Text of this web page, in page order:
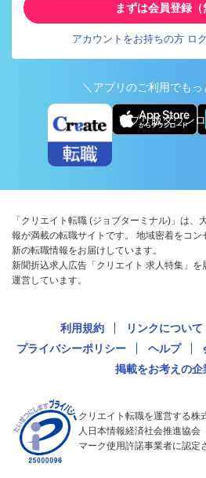
まずは会員登録（
アカウントをお持ちの方 ロ
＼アプリのご利用でもっ
アプリ版ダウン
「クリエイト転職 (ジョブターミナル)」は、
報が満載の転職サイトです。 地域密着をコ
新の転職情報をお届けしています。
新聞折込求人広告「クリエイト 求人特集」
運営しています。
利用規約 リンクについて
プライバシーポリシー
ヘルプ
掲載をお考えの企
クリエイト転職を運営する株
人日本情報経済社会推進協会
マーク使用許諾事業者に認定